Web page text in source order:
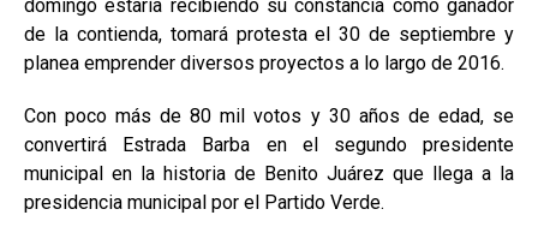
domingo estaría recibiendo su constancia como ganador
de la contienda, tomará protesta el 30 de septiembre y
planea emprender diversos proyectos a lo largo de 2016.
Con poco más de 80 mil votos y 30 años de edad, se
convertirá Estrada Barba en el segundo presidente
municipal en la historia de Benito Juárez que llega a la
presidencia municipal por el Partido Verde.